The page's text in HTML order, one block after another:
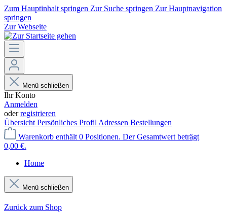
Zum Hauptinhalt springen Zur Suche springen Zur Hauptnavigation
springen
Zur Webseite
Menü schließen
Ihr Konto
Anmelden
oderregistrieren
Übersicht Persönliches Profil Adressen Bestellungen
Warenkorb enthält 0 Positionen. Der Gesamtwert beträgt
0,00 €.
Home
Menü schließen
Zurück zum Shop